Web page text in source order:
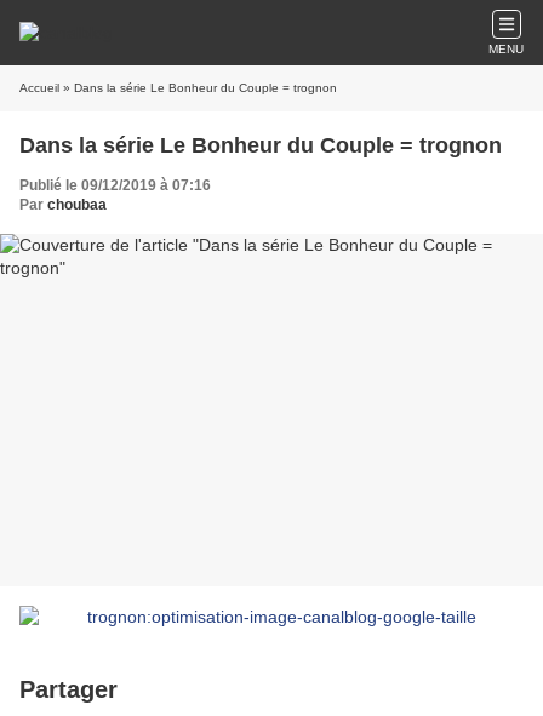
MENU
Accueil » Dans la série Le Bonheur du Couple = trognon
Dans la série Le Bonheur du Couple = trognon
Publié le 09/12/2019 à 07:16
Par choubaa
Partager